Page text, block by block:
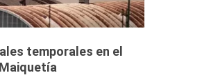
temporales en el